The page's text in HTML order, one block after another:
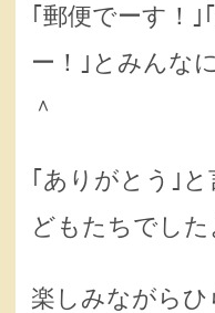
｢郵便でーす！｣
ー！｣とみんな
＾
｢ありがとう｣
どもたちでした
楽しみながら